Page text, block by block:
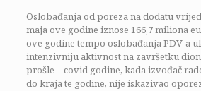
Oslobađanja od poreza na dodatu
maja ove godine iznose 166,7 miliona
ove godine tempo oslobađanja PDV-a
intenzivniju aktivnost na završetku
prošle – covid godine, kada izvođač
do kraja te godine, nije iskazivao